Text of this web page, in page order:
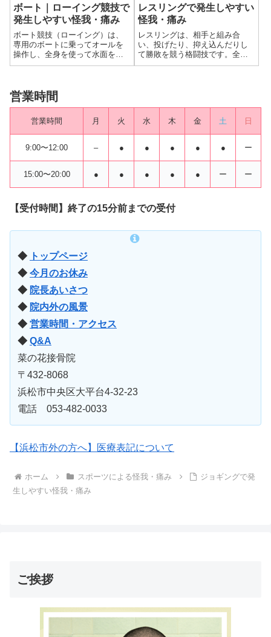
ボート｜ローイング競技で
発生しやすい怪我・痛み
ボート競技（ローイング）は、
専用のボートに乗ってオールを
操作し、全身を使って水面を進
むスポーツです。繰り返し行わ
下肢の強い筋力発揮が特徴で、
身体に大きな負担がかかりま
レスリングで発生しやすい
怪我・痛み
レスリングは、相手と組み合
い、投げたり、抑え込んだりし
て勝敗を競う格闘技です。全身
を使った激しいコンタクト、関
営業時間
営業時間 月 火 水 木 金 土 日
9:00〜12:00 – ● ● ● ● ● ー
15:00〜20:00 ● ● ● ● ● ー ー
【受付時間】終了の15分前までの受付
◆
トップページ
◆ 今月のお休み
◆ 院長あいさつ
◆ 院内外の風景
◆ 営業時間・アクセス
◆ Q&A
菜の花接骨院
〒432-8068
浜松市中央区大平台4-32-23
電話 053-482-0033
【浜松市外の方へ】医療表記について
ホーム スポーツによる怪我・痛み
ジョギングで発
生しやすい怪我・痛み
ご挨拶